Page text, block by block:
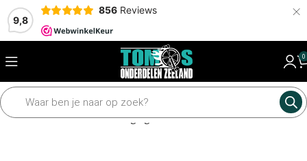
9,8
856 Reviews ×
0
Home Framedelen Bevestiging materiaal Bouten